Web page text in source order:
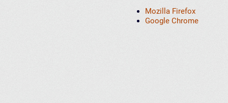
Mozilla Firefox
Google Chrome